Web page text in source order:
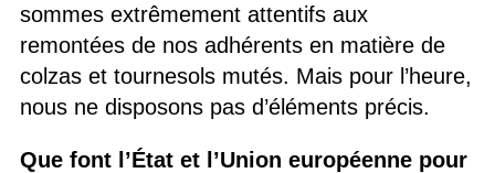
sommes extrêmement attentifs aux
remontées de nos adhérents en matière de
colzas et tournesols mutés. Mais pour l’heure,
nous ne disposons pas d’éléments précis.
Que font l’État et l’Union européenne pour